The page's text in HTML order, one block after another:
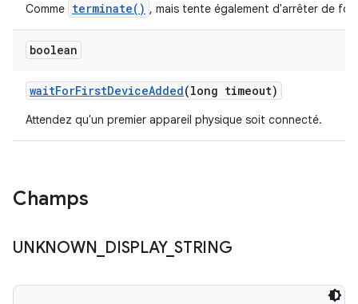
Comme terminate() , mais tente également d'arrêter de
boolean
waitForFirstDeviceAdded(long timeout)
Attendez qu'un premier appareil physique soit connecté.
Champs
UNKNOWN DISPLAY_ STRING